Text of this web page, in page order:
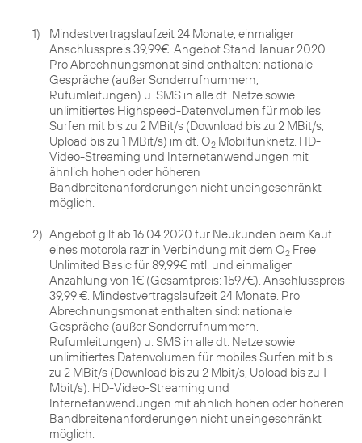
1)
Mindestvertragslaufzeit 24 Monate, einmaliger
Anschlusspreis 39,99€. Angebot Stand Januar 2020.
Pro Abrechnungsmonat sind enthalten: nationale
Gespräche (außer Sonderrufnummern,
Rufumleitungen) u. SMS in alle dt. Netze sowie
unlimitiertes Highspeed-Datenvolumen für mobiles
Surfen mit bis zu 2 MBit/s (Download bis zu 2 MBit/s,
Upload bis zu 1 MBit/s) im dt. O2 Mobilfunknetz. HD-
Video-Streaming und Internetanwendungen mit
ähnlich hohen oder höheren
Bandbreitenanforderungen nicht uneingeschränkt
möglich.
2) Angebot gilt ab 16.04.2020 für Neukunden beim Kauf
eines motorola razr in Verbindung mit dem O2 Free
Unlimited Basic für 89,99€ mtl. und einmaliger
Anzahlung von 1€ (Gesamtpreis: 1597€). Anschlusspreis
39,99 €. Mindestvertragslaufzeit 24 Monate. Pro
Abrechnungsmonat enthalten sind: nationale
Gespräche (außer Sonderrufnummern,
Rufumleitungen) u. SMS in alle dt. Netze sowie
unlimitiertes Datenvolumen für mobiles Surfen mit bis
zu 2 MBit/s (Download bis zu 2 Mbit/s, Upload bis zu 1
Mbit/s). HD-Video-Streaming und
Internetanwendungen mit ähnlich hohen oder höheren
Bandbreitenanforderungen nicht uneingeschränkt
möglich.